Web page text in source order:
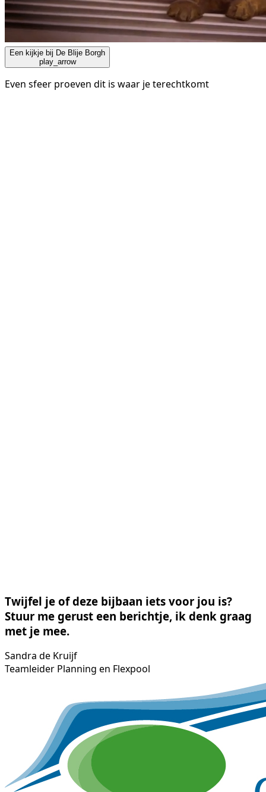
Een kijkje bij De Blije Borgh
play_arrow
Even sfeer proeven dit is waar je terechtkomt
Twijfel je of deze bijbaan iets voor jou is?
Stuur me gerust een berichtje, ik denk graag
met je mee.
Sandra de Kruijf
Teamleider Planning en Flexpool